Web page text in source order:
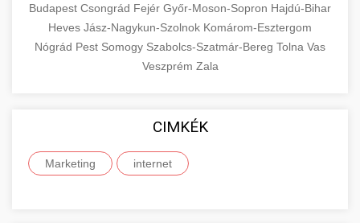
Budapest Csongrád Fejér Győr-Moson-Sopron Hajdú-Bihar
Heves Jász-Nagykun-Szolnok Komárom-Esztergom
Nógrád Pest Somogy Szabolcs-Szatmár-Bereg Tolna Vas
Veszprém Zala
CIMKÉK
Marketing internet